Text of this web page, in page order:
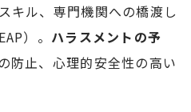
キル、専門機関への橋渡し
）。 ハラスメントの予
防止、心理的安全性の高い